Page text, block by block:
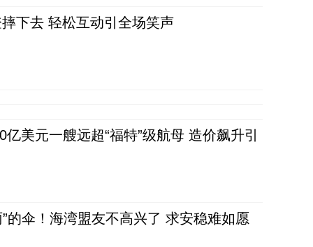
下去 轻松互动引全场笑声
美元一艘远超“福特”级航母 造价飙升引
的伞！海湾盟友不高兴了 求安稳难如愿